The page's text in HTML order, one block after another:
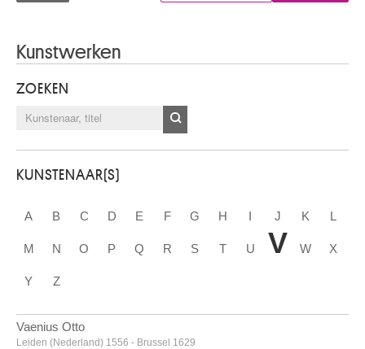
Kunstwerken
ZOEKEN
KUNSTENAAR(S)
A B C D E F G H I J K L
M N O P Q R S T U V W X
Y Z
Vaenius Otto
Leiden (Nederland) 1556 - Brussel 1629